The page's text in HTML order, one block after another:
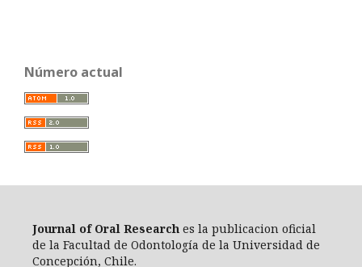
Número actual
Journal of Oral Research es la publicacion oficial
de la Facultad de Odontología de la Universidad de
Concepción, Chile.